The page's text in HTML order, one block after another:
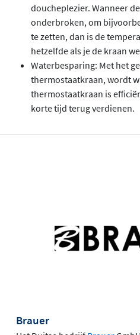
doucheplezier. Wanneer
onderbroken, om
te zetten, dan is de
hetzelfde als je de kraan
Waterbesparing: Met het
thermostaatkraan, wordt
thermostaatkraan is
korte tijd terug verdienen.
Brauer